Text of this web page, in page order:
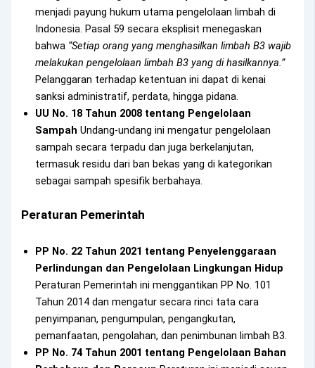
menjadi payung hukum utama pengelolaan limbah di
Indonesia. Pasal 59 secara eksplisit menegaskan
bahwa “Setiap orang yang menghasilkan limbah B3 wajib
melakukan pengelolaan limbah B3 yang di hasilkannya.”
Pelanggaran terhadap ketentuan ini dapat di kenai
sanksi administratif, perdata, hingga pidana.
UU No. 18 Tahun 2008 tentang Pengelolaan
Sampah Undang-undang ini mengatur pengelolaan
sampah secara terpadu dan juga berkelanjutan,
termasuk residu dari ban bekas yang di kategorikan
sebagai sampah spesifik berbahaya.
Peraturan Pemerintah
PP No. 22 Tahun 2021 tentang Penyelenggaraan
Perlindungan dan Pengelolaan Lingkungan Hidup
Peraturan Pemerintah ini menggantikan PP No. 101
Tahun 2014 dan mengatur secara rinci tata cara
penyimpanan, pengumpulan, pengangkutan,
pemanfaatan, pengolahan, dan penimbunan limbah B3.
PP No. 74 Tahun 2001 tentang Pengelolaan Bahan